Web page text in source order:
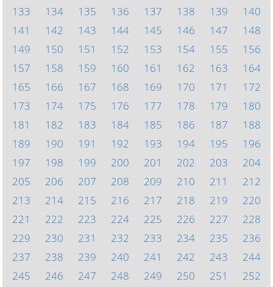
133
134 135 136 137 138 139
140
141
142 143 144 145 146 147
148
149
150 151 152 153 154 155
156
157
158 159 160 161 162 163
164
165
166 167 168 169 170 171
172
173
174 175 176 177 178 179
180
181
182 183 184 185 186 187
188
189
190 191 192 193 194 195
196
197
198 199 200 201 202 203
204
205
206 207 208 209 210 211
212
213
214 215 216 217 218 219
220
221
222 223 224 225 226 227
228
229
230 231 232 233 234 235
236
237
238 239 240 241 242 243
244
245
246 247 248 249 250 251
252